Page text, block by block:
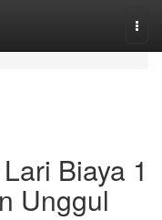
Biaya 1
Unggul